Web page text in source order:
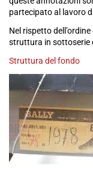
partecipato al lavoro
Nel rispetto
struttura in sottoserie
Struttura del fondo